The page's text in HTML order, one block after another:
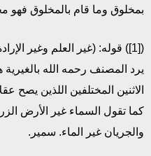
بمخلوق وما قام بالمخلوق فهو
([1]) قوله: (غير العلم وغير
يرد المصنف رحمه الله
الاثنين المختلفين اللذين يصح
كما تقول السماء غير الأرض
والجريان غير الماء. سمير.